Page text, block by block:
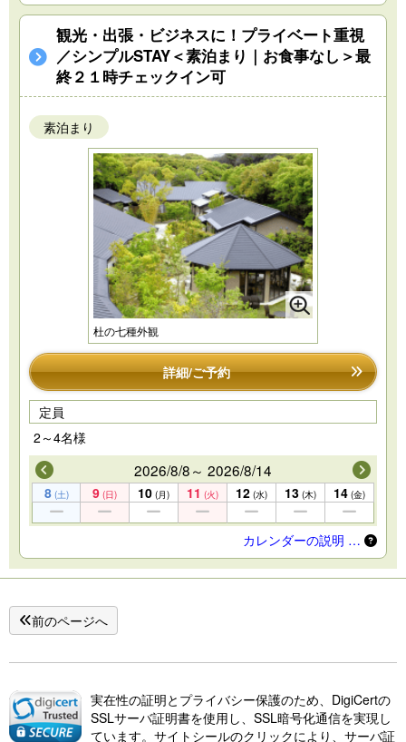
観光・出張・ビジネスに！プライベート重視
／シンプルSTAY＜素泊まり｜お食事なし＞最
終２１時チェックイン可
素泊まり
杜の七種外観
詳細/ご予約
定員
2～4名様
2026/8/8～ 2026/8/14
8 (土) 9 (日) 10 (月) 11 (火) 12 (水) 13 (木) 14 (金)
カレンダーの説明 …
前のページへ
実在性の証明とプライバシー保護のため、DigiCertの
SSLサーバ証明書を使用し、SSL暗号化通信を実現し
ています。サイトシールのクリックにより、サーバ証